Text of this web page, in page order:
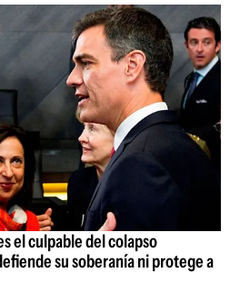
el culpable del colapso
su soberanía ni protege a